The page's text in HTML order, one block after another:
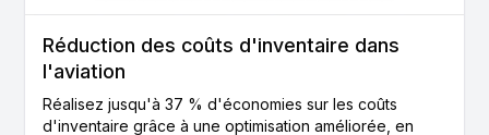
Réduction des coûts d'inventaire dans
l'aviation
Réalisez jusqu'à 37 % d'économies sur les coûts
d'inventaire grâce à une optimisation améliorée, en